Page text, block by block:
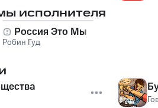
исполнителя
Россия Это Мы
Робин Гуд